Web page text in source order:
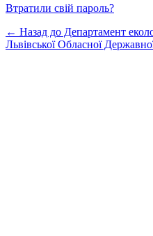
Втратили свій пароль?
← Назад до Департамент
Львівської Обласної